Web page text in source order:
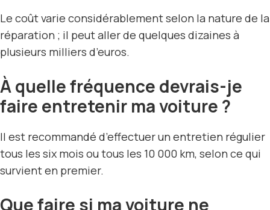
Le coût varie considérablement selon la nature de la
réparation ; il peut aller de quelques dizaines à
plusieurs milliers d’euros.
À quelle fréquence devrais-je
faire entretenir ma voiture ?
Il est recommandé d’effectuer un entretien régulier
tous les six mois ou tous les 10 000 km, selon ce qui
survient en premier.
Que faire si ma voiture ne